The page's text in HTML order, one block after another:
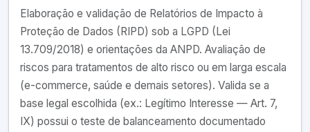
Elaboração e validação de Relatórios de Impacto à
Proteção de Dados (RIPD) sob a LGPD (Lei
13.709/2018) e orientações da ANPD. Avaliação de
riscos para tratamentos de alto risco ou em larga escala
(e-commerce, saúde e demais setores). Valida se a
base legal escolhida (ex.: Legítimo Interesse — Art. 7,
IX) possui o teste de balanceamento documentado